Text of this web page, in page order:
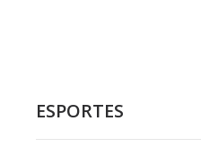
ESPORTES